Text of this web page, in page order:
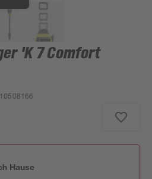
'K 7 Comfort
10508166
Hause